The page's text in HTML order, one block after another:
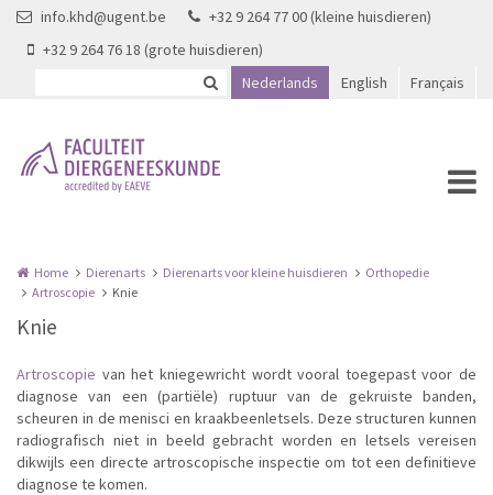
Overslaan en naar de inhoud gaan
info.khd@ugent.be
+32 9 264 77 00 (kleine huisdieren)
+32 9 264 76 18 (grote huisdieren)
Nederlands
English Français
Home Dierenarts Dierenarts voor kleine huisdieren
Orthopedie
Artroscopie
Knie
Knie
Artroscopie van het kniegewricht wordt vooral toegepast voor de
diagnose van een (partiële) ruptuur van de gekruiste banden,
scheuren in de menisci en kraakbeenletsels. Deze structuren kunnen
radiografisch niet in beeld gebracht worden en letsels vereisen
dikwijls een directe artroscopische inspectie om tot een definitieve
diagnose te komen.